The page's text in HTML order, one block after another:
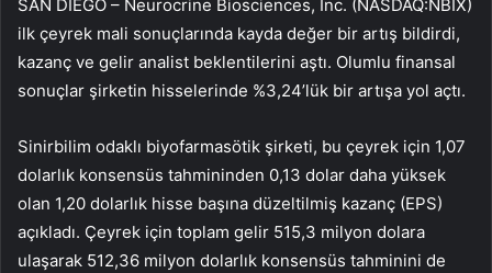
SAN DIEGO – Neurocrine Biosciences, Inc. (NASDAQ:NBIX)
ilk çeyrek mali sonuçlarında kayda değer bir artış bildirdi,
kazanç ve gelir analist beklentilerini aştı. Olumlu finansal
sonuçlar şirketin hisselerinde %3,24’lük bir artışa yol açtı.
Sinirbilim odaklı biyofarmasötik şirketi, bu çeyrek için 1,07
dolarlık konsensüs tahmininden 0,13 dolar daha yüksek
olan 1,20 dolarlık hisse başına düzeltilmiş kazanç (EPS)
açıkladı. Çeyrek için toplam gelir 515,3 milyon dolara
ulaşarak 512,36 milyon dolarlık konsensüs tahminini de